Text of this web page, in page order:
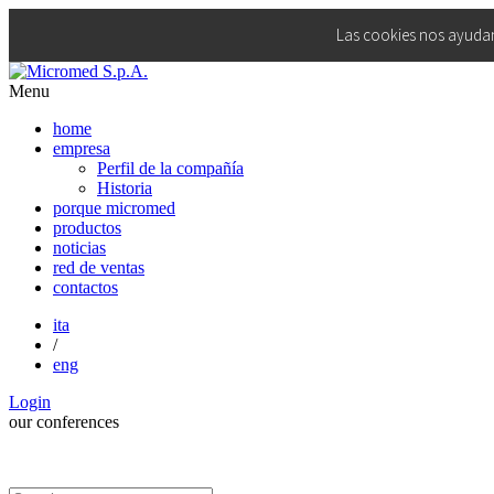
Las cookies nos
Menu
home
empresa
Perfil de la compañía
Historia
porque micromed
productos
noticias
red de ventas
contactos
ita
/
eng
Login
our conferences